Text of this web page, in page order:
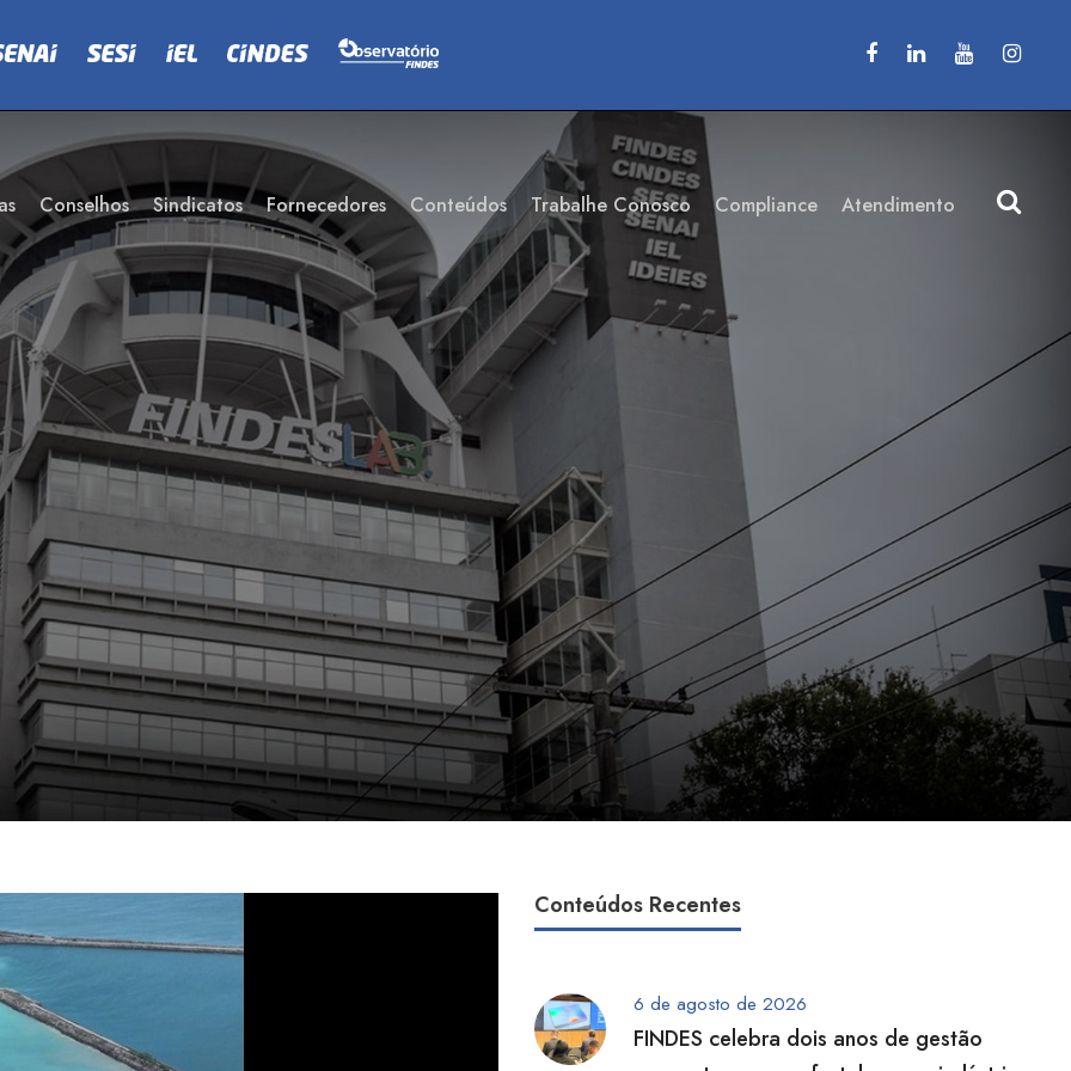
Conselhos Sindicatos Fornecedores Conteúdos Trabalhe Conosco Compliance Atendimento
Conteúdos Recentes
6 de agosto de 2026
FINDES celebra dois anos de gestão